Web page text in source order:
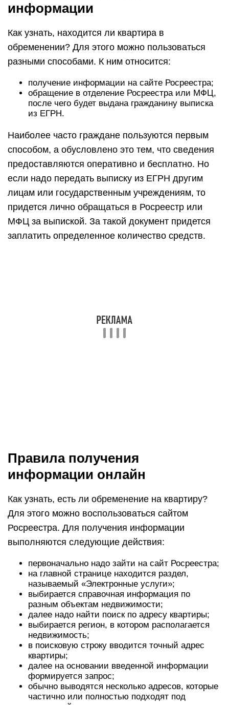
информации
Как узнать, находится ли квартира в
обременении? Для этого можно пользоваться
разными способами. К ним относится:
получение информации на сайте Росреестра;
обращение в отделение Росреестра или МФЦ,
после чего будет выдана гражданину выписка
из ЕГРН.
Наиболее часто граждане пользуются первым
способом, а обусловлено это тем, что сведения
предоставляются оперативно и бесплатно. Но
если надо передать выписку из ЕГРН другим
лицам или государственным учреждениям, то
придется лично обращаться в Росреестр или
МФЦ за выпиской. За такой документ придется
заплатить определенное количество средств.
Правила получения
информации онлайн
Как узнать, есть ли обременение на квартиру?
Для этого можно воспользоваться сайтом
Росреестра. Для получения информации
выполняются следующие действия:
первоначально надо зайти на сайт Росреестра;
на главной странице находится раздел,
называемый «Электронные услуги»;
выбирается справочная информация по
разным объектам недвижимости;
далее надо найти поиск по адресу квартиры;
выбирается регион, в котором располагается
недвижимость;
в поисковую строку вводится точный адрес
квартиры;
далее на основании введенной информации
формируется запрос;
обычно выводятся несколько адресов, которые
частично или полностью подходят под